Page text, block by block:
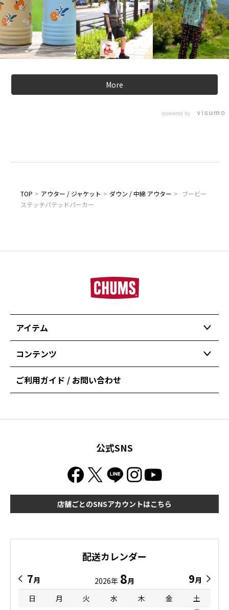
More
powered by
TOP > アウター / ジャケット > ダウン / 中綿 アウター > ブービー
ステッチパテッドパーカー
アイテム
コンテンツ
ご利用ガイド / お問い合わせ
公式SNS
店舗ごとのSNSアカウントはこちら
配送カレンダー
7月 2026年 8月 9月
日
月 火 水 木 金 土